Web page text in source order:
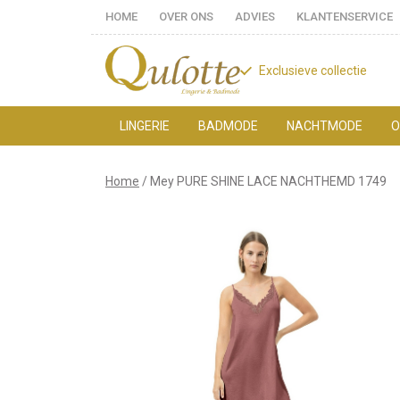
HOME OVER ONS ADVIES KLANTENSERVICE
Exclusieve collectie
LINGERIE BADMODE NACHTMODE
Mey
NACHTHEMD
Home Mey PURE SHINE LACE NACHTHEMD 1749